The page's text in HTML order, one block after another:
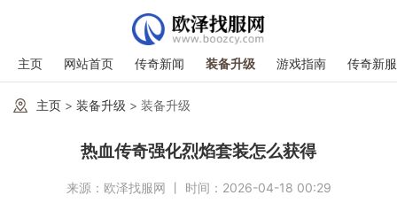
主页 网站首页 传奇新闻 装备升级 游戏指南 传奇新
主页 > 装备升级 > 装备升级
热血传奇强化烈焰套装怎么获得
来源：欧泽找服网 丨 时间：2026-04-18 00:29